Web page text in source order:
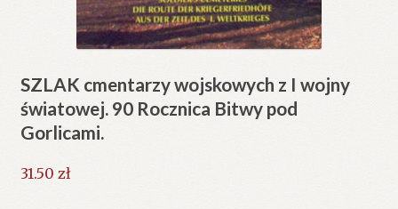
SZLAK cmentarzy wojskowych z I wojny
światowej. 90 Rocznica Bitwy pod
Gorlicami.
31.50 zł